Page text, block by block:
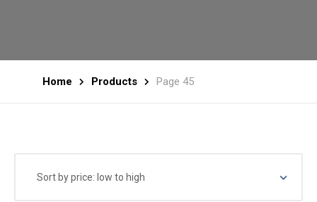
Home Products Page 45